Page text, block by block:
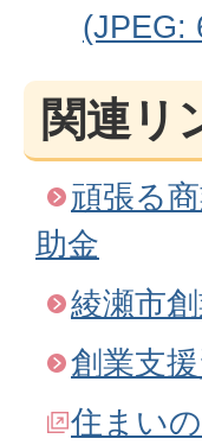
(JPEG:
関連リ
頑張る
助金
綾瀬市
創業支
住まい